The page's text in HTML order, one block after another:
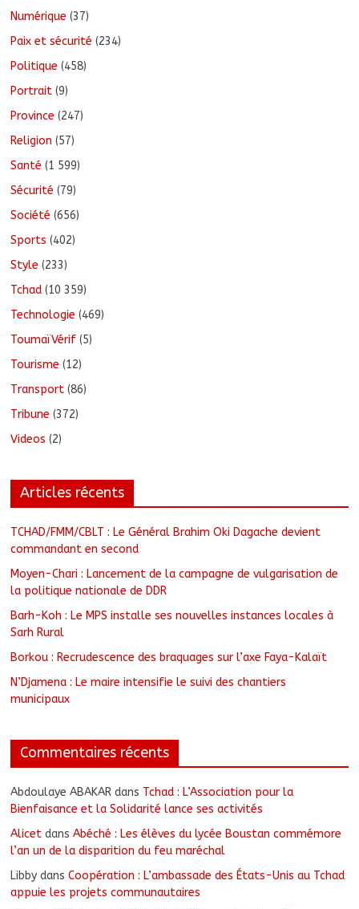
Numérique (37)
Paix et sécurité (234)
Politique (458)
Portrait (9)
Province (247)
Religion (57)
Santé (1 599)
Sécurité (79)
Société (656)
Sports (402)
Style (233)
Tchad (10 359)
Technologie (469)
ToumaïVérif (5)
Tourisme (12)
Transport (86)
Tribune (372)
Videos (2)
Articles récents
TCHAD/FMM/CBLT : Le Général Brahim Oki Dagache devient
commandant en second
Moyen-Chari : Lancement de la campagne de vulgarisation de
la politique nationale de DDR
Barh-Koh : Le MPS installe ses nouvelles instances locales à
Sarh Rural
Borkou : Recrudescence des braquages sur l’axe Faya-Kalaït
N’Djamena : Le maire intensifie le suivi des chantiers
municipaux
Commentaires récents
Abdoulaye ABAKAR dans Tchad : L’Association pour la
Bienfaisance et la Solidarité lance ses activités
Alicet dansAbéché : Les élèves du lycée Boustan commémore
l’an un de la disparition du feu maréchal
Libby dansCoopération : L’ambassade des États-Unis au Tchad
appuie les projets communautaires